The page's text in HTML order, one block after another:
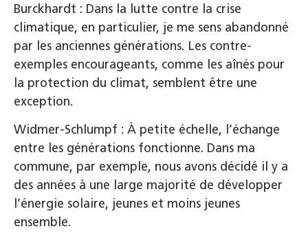
Burckhardt : Dans la lutte contre la crise
climatique, en particulier, je me sens abandonné
par les anciennes générations. Les contre-
exemples encourageants, comme les aînés pour
la protection du climat, semblent être une
exception.
Widmer-Schlumpf : À petite échelle, l’échange
entre les générations fonctionne. Dans ma
commune, par exemple, nous avons décidé il y a
des années à une large majorité de développer
l’énergie solaire, jeunes et moins jeunes
ensemble.